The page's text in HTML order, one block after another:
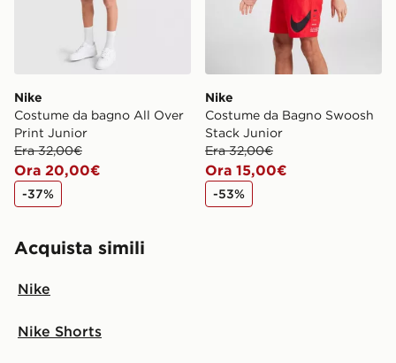
Nike
Costume da bagno All Over
Print Junior
Era 32,00€
Ora 20,00€
-37%
Nike
Costume da Bagno Swoosh
Stack Junior
Era 32,00€
Ora 15,00€
-53%
Acquista simili
Nike
Nike Shorts